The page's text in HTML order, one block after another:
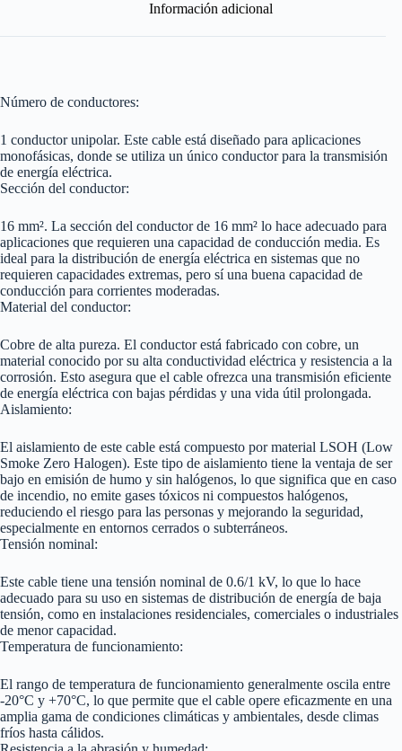
Información adicional
Número de conductores:
1 conductor unipolar. Este cable está diseñado para aplicaciones
monofásicas, donde se utiliza un único conductor para la transmisión
de energía eléctrica.
Sección del conductor:
16 mm². La sección del conductor de 16 mm² lo hace adecuado para
aplicaciones que requieren una capacidad de conducción media. Es
ideal para la distribución de energía eléctrica en sistemas que no
requieren capacidades extremas, pero sí una buena capacidad de
conducción para corrientes moderadas.
Material del conductor:
Cobre de alta pureza. El conductor está fabricado con cobre, un
material conocido por su alta conductividad eléctrica y resistencia a la
corrosión. Esto asegura que el cable ofrezca una transmisión eficiente
de energía eléctrica con bajas pérdidas y una vida útil prolongada.
Aislamiento:
El aislamiento de este cable está compuesto por material LSOH (Low
Smoke Zero Halogen). Este tipo de aislamiento tiene la ventaja de ser
bajo en emisión de humo y sin halógenos, lo que significa que en caso
de incendio, no emite gases tóxicos ni compuestos halógenos,
reduciendo el riesgo para las personas y mejorando la seguridad,
especialmente en entornos cerrados o subterráneos.
Tensión nominal:
Este cable tiene una tensión nominal de 0.6/1 kV, lo que lo hace
adecuado para su uso en sistemas de distribución de energía de baja
tensión, como en instalaciones residenciales, comerciales o industriales
de menor capacidad.
Temperatura de funcionamiento:
El rango de temperatura de funcionamiento generalmente oscila entre
-20°C y +70°C, lo que permite que el cable opere eficazmente en una
amplia gama de condiciones climáticas y ambientales, desde climas
fríos hasta cálidos.